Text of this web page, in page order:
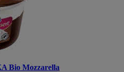
Bio Mozzarella